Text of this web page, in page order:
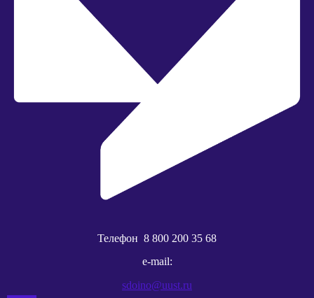
Телефон 8 800 200 35 68
e-mail:
sdoino@uust.ru